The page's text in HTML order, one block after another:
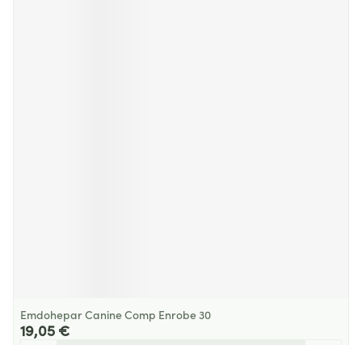
Emdohepar Canine Comp Enrobe 30
19,05 €